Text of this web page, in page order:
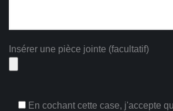
Insérer une pièce jointe (facultatif)
En cochant cette case, j'accepte